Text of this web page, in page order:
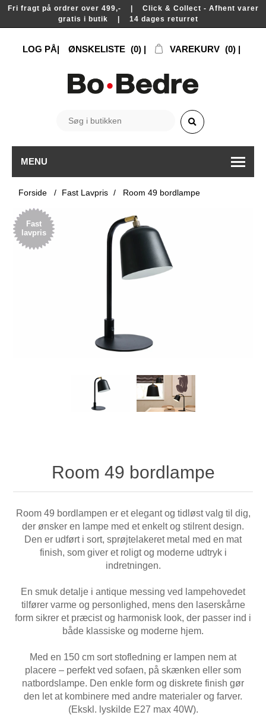
Fri fragt på ordrer over 499,- | Click & Collect - Afhent varer
gratis i butik | 14 dages returret
LOG PÅ ØNSKELISTE (0) VAREKURV (0)
MENU
Forside / Fast Lavpris / Room 49 bordlampe
Fast
lavpris
Room 49 bordlampe
Room 49 bordlampen er et elegant og tidløst valg til dig,
der ønsker en lampe med et enkelt og stilrent design.
Den er udført i sort, sprøjtelakeret metal med en mat
finish, som giver et roligt og moderne udtryk i
indretningen.
En smuk detalje i antique messing ved lampehovedet
tilfører varme og personlighed, mens den laserskårne
form sikrer et præcist og harmonisk look, der passer ind i
både klassiske og moderne hjem.
Med en 150 cm sort stofledning er lampen nem at
placere – perfekt ved sofaen, på skænken eller som
natbordslampe. Den enkle form og diskrete finish gør
den let at kombinere med andre materialer og farver.
(Ekskl. lyskilde E27 max 40W).